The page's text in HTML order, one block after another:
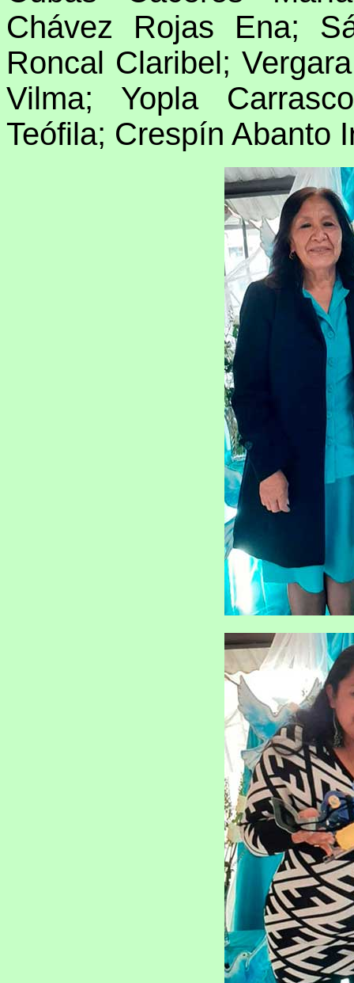
Chávez Rojas Ena;
Roncal Claribel;
Vilma; Yopla
Teófila; Crespín Abanto